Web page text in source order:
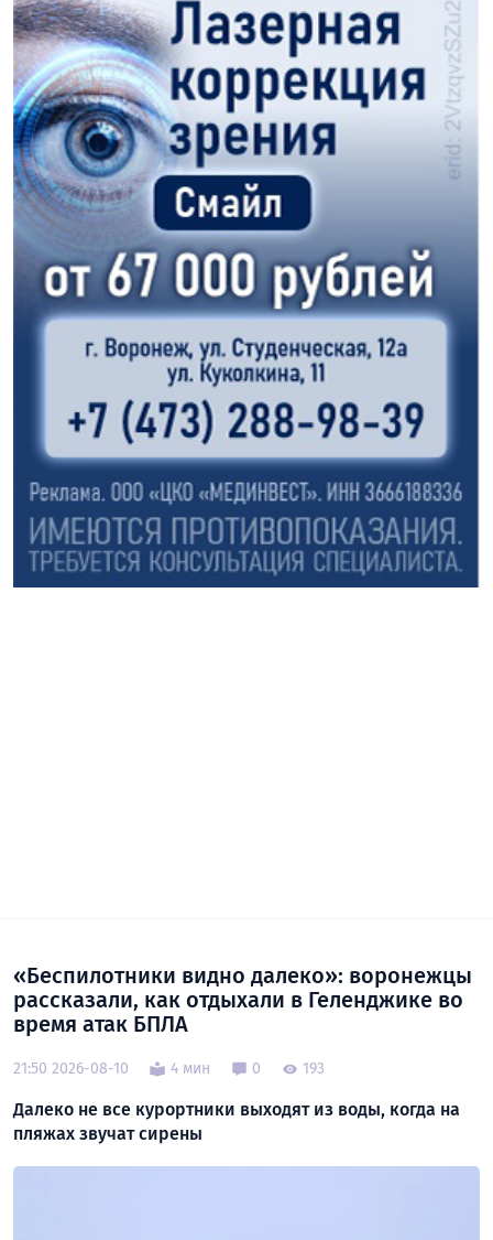
«Беспилотники видно далеко»: воронежцы
рассказали, как отдыхали в Геленджике во
время атак БПЛА
21:50 2026-08-10 4 мин 0 193
Далеко не все курортники выходят из воды, когда на
пляжах звучат сирены